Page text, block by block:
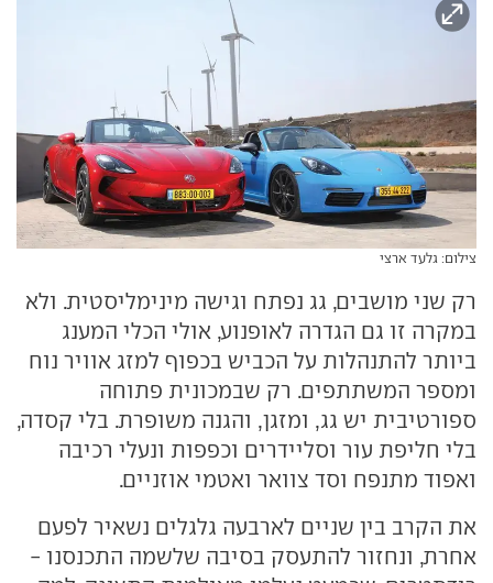
צילום: גלעד ארצי
רק שני מושבים, גג נפתח וגישה מינימליסטית. ולא
במקרה זו גם הגדרה לאופנוע, אולי הכלי המענג
ביותר להתנהלות על הכביש בכפוף למזג אוויר נוח
ומספר המשתתפים. רק שבמכונית פתוחה
ספורטיבית יש גג, ומזגן, והגנה משופרת. בלי קסדה,
בלי חליפת עור וסליידרים וכפפות ונעלי רכיבה
ואפוד מתנפח וסד צוואר ואטמי אוזניים.
את הקרב בין שניים לארבעה גלגלים נשאיר לפעם
אחרת, ונחזור להתעסק בסיבה שלשמה התכנסנו -